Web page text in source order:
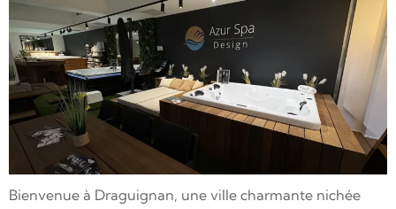
Bienvenue à Draguignan, une ville charmante nichée